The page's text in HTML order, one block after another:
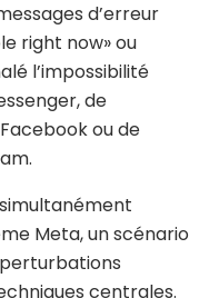
d’erreur
right now» ou
l’impossibilité
de
ou de
Meta, un scénario
centrales.